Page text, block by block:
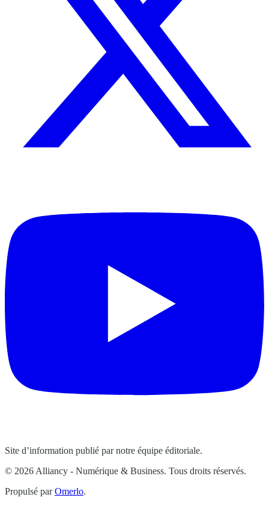
Site d’information publié par notre équipe éditoriale.
© 2026 Alliancy - Numérique & Business. Tous droits réservés.
Propulsé parOmerlo.